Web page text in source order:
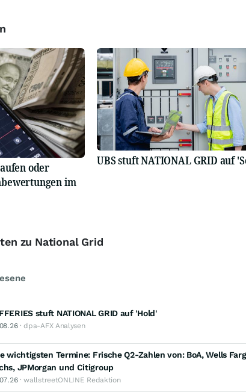
oder
im
UBS stuft NATIONAL GRID auf
zu National Grid
stuft NATIONAL GRID auf 'Hold'
· dpa-AFX Analysen
wichtigsten Termine: Frische Q2-Zahlen von: BoA, Wells
JPMorgan und Citigroup
· wallstreetONLINE Redaktion